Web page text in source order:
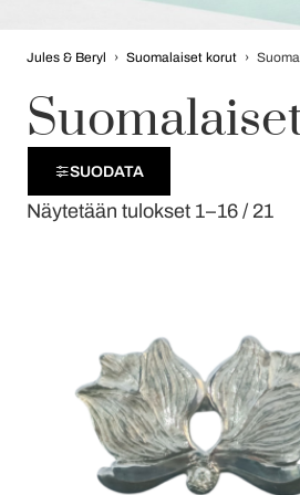
Jules & Beryl › Suomalaiset korut ›
SUODATA
Näytetään tulokset 1–16 / 21